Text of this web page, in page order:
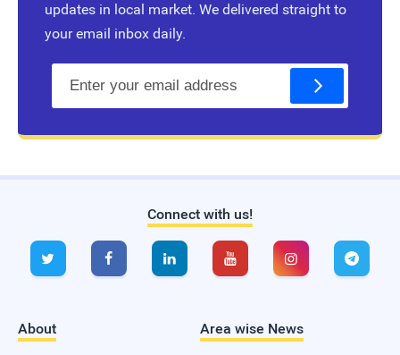
updates in local market. We delivered straight to
your email inbox daily.
l
Live Traffic Feed
A visitor from Singapore
viewed
சோனி லிங்க் பட் வயர்லெஸ் இயர்போன் |…
hrs 3 mins ago
viewed
"பொடுகுத் தொல்லையில் இருந்து விடுபட
Connect with us!
     
About Area wise News